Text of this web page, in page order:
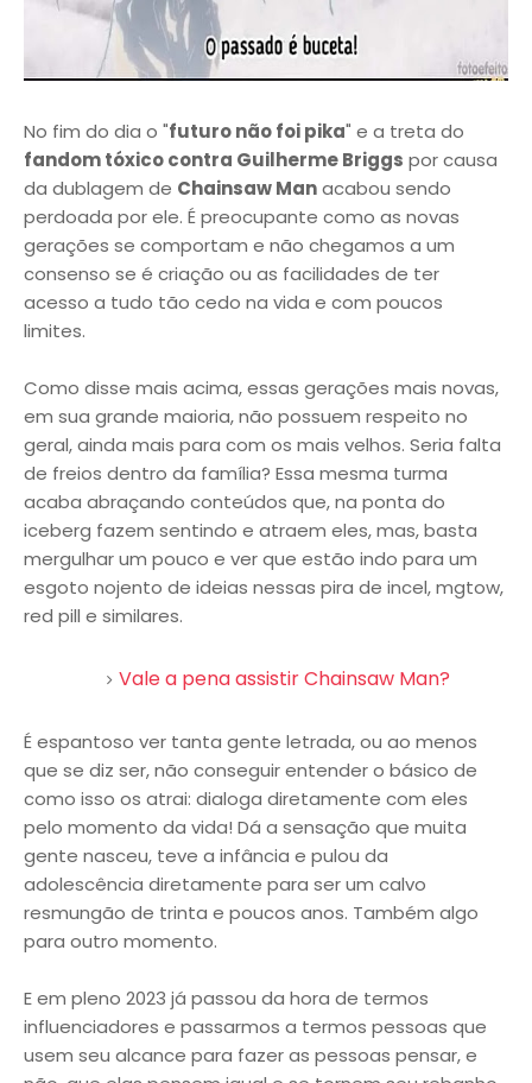
No fim do dia o "futuro não foi pika" e a treta do
fandom tóxico contra Guilherme Briggs por causa
da dublagem de Chainsaw Manacabou sendo
perdoada por ele. É preocupante como as novas
gerações se comportam e não chegamos a um
consenso se é criação ou as facilidades de ter
acesso a tudo tão cedo na vida e com poucos
limites.
Como disse mais acima, essas gerações mais novas,
em sua grande maioria, não possuem respeito no
geral, ainda mais para com os mais velhos. Seria falta
de freios dentro da família? Essa mesma turma
acaba abraçando conteúdos que, na ponta do
iceberg fazem sentindo e atraem eles, mas, basta
mergulhar um pouco e ver que estão indo para um
esgoto nojento de ideias nessas pira de incel, mgtow,
red pill e similares.
Vale a pena assistir Chainsaw Man?
É espantoso ver tanta gente letrada, ou ao menos
que se diz ser, não conseguir entender o básico de
como isso os atrai: dialoga diretamente com eles
pelo momento da vida! Dá a sensação que muita
gente nasceu, teve a infância e pulou da
adolescência diretamente para ser um calvo
resmungão de trinta e poucos anos. Também algo
para outro momento.
E em pleno 2023 já passou da hora de termos
influenciadores e passarmos a termos pessoas que
usem seu alcance para fazer as pessoas pensar, e